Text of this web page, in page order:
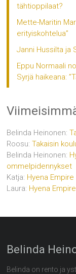
tähtioppilaat?
Mette-Maritin
erityiskohtelua”
Janni Hussilta ja
Eppu Normaali
Syrjä haikeana:
Belinda Heinonen:
Roosu:Takaisin
Belinda Heinonen:
ommelpidennykset
Katja: Hyena
Laura: Hyena
Belinda
Belinda on rento ja